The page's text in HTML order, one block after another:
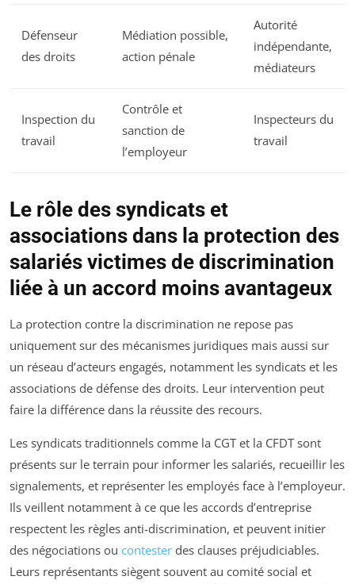
Défenseur
des droits
Médiation possible,
action pénale
Autorité
indépendante,
médiateurs
Inspection du
travail
Contrôle et
sanction de
l’employeur
Inspecteurs du
travail
Le rôle des syndicats et
associations dans la protection des
salariés victimes de discrimination
liée à un accord moins avantageux
La protection contre la discrimination ne repose pas
uniquement sur des mécanismes juridiques mais aussi sur
un réseau d’acteurs engagés, notamment les syndicats et les
associations de défense des droits. Leur intervention peut
faire la différence dans la réussite des recours.
Les syndicats traditionnels comme la CGT et la CFDT sont
présents sur le terrain pour informer les salariés, recueillir les
signalements, et représenter les employés face à l’employeur.
Ils veillent notamment à ce que les accords d’entreprise
respectent les règles anti-discrimination, et peuvent initier
des négociations ou contester des clauses préjudiciables.
Leurs représentants siègent souvent au comité social et